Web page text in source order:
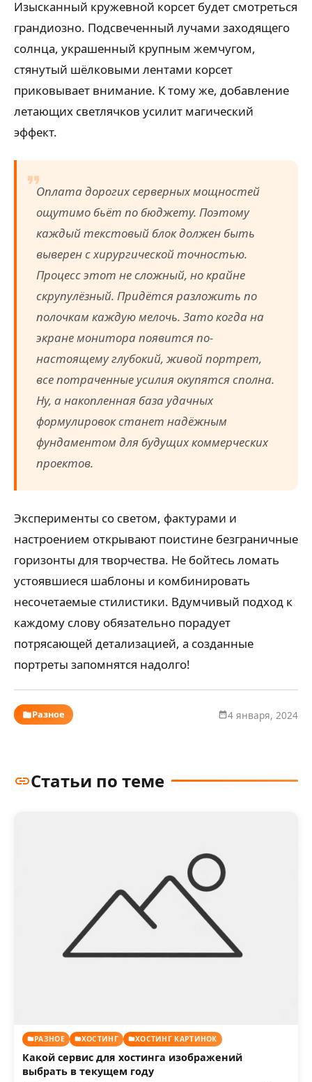
Изысканный кружевной корсет будет смотреться
грандиозно. Подсвеченный лучами заходящего
солнца, украшенный крупным жемчугом,
стянутый шёлковыми лентами корсет
приковывает внимание. К тому же, добавление
летающих светлячков усилит магический
эффект.
Оплата дорогих серверных мощностей
ощутимо бьёт по бюджету. Поэтому
каждый текстовый блок должен быть
выверен с хирургической точностью.
Процесс этот не сложный, но крайне
скрупулёзный. Придётся разложить по
полочкам каждую мелочь. Зато когда на
экране монитора появится по-
настоящему глубокий, живой портрет,
все потраченные усилия окупятся сполна.
Ну, а накопленная база удачных
формулировок станет надёжным
фундаментом для будущих коммерческих
проектов.
Эксперименты со светом, фактурами и
настроением открывают поистине безграничные
горизонты для творчества. Не бойтесь ломать
устоявшиеся шаблоны и комбинировать
несочетаемые стилистики. Вдумчивый подход к
каждому слову обязательно порадует
потрясающей детализацией, а созданные
портреты запомнятся надолго!
Разное 4 января, 2024
Статьи по теме
РАЗНОЕ ХОСТИНГ ХОСТИНГ КАРТИНОК
Какой сервис для хостинга изображений
выбрать в текущем году